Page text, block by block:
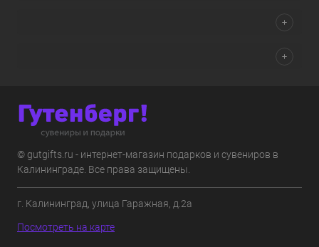
© gutgifts.ru - интернет-магазин подарков и сувениров в
Калининграде. Все права защищены.
г. Калининград, улица Гаражная, д.2а
Посмотреть на карте